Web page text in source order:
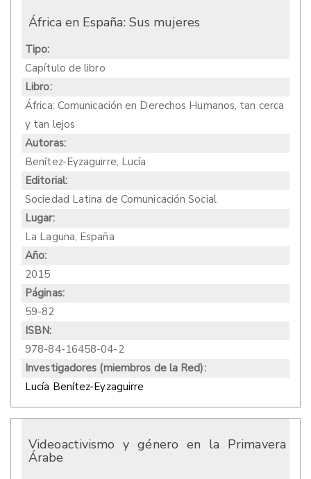
África en España: Sus mujeres
Tipo:
Capítulo de libro
Libro:
África: Comunicación en Derechos Humanos, tan cerca
y tan lejos
Autoras:
Benítez-Eyzaguirre, Lucía
Editorial:
Sociedad Latina de Comunicación Social
Lugar:
La Laguna, España
Año:
2015
Páginas:
59-82
ISBN:
978-84-16458-04-2
Investigadores (miembros de la Red):
Lucía Benítez-Eyzaguirre
Videoactivismo y género en la Primavera
Árabe